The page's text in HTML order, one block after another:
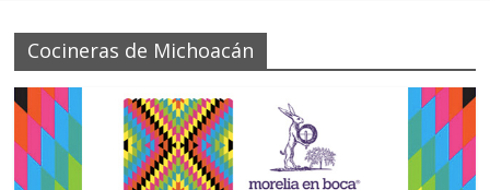
Cocineras de Michoacán